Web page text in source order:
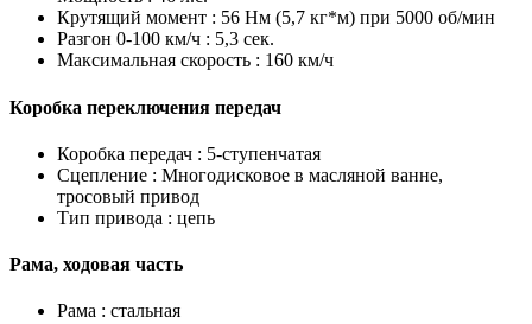
Крутящий момент : 56 Нм (5,7 кг*м) при 5000 об/мин
Разгон 0-100 км/ч : 5,3 сек.
Максимальная скорость : 160 км/ч
Коробка переключения передач
Коробка передач : 5-ступенчатая
Сцепление : Многодисковое в масляной ванне,
тросовый привод
Тип привода : цепь
Рама, ходовая часть
Рама : стальная